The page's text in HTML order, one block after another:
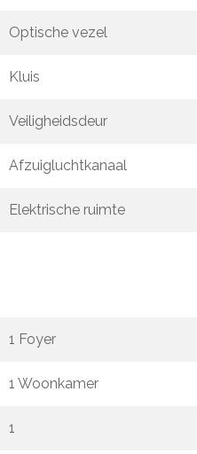
Optische vezel
Kluis
Veiligheidsdeur
Afzuigluchtkanaal
Elektrische ruimte
1 Foyer
1 Woonkamer
1